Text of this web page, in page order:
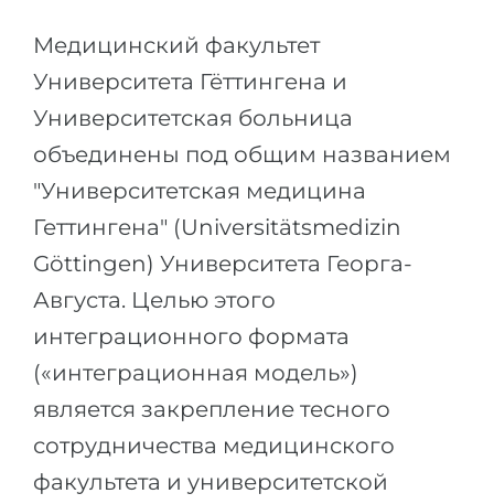
ПРОФЕССИИ
Профессии
Специальности
Примеры вакансий
КАРЬЕРНОЕ ОРИЕНТИРОВАНИЕ
Тест Голланда
Тест Карта Интересов
Тест RIASEC
Успехна
100%
ПОСТУПАЕМ НА...
Медицина
Инженерия
Физика
Менеджмент
Другая специальность
Украина
Казахстан
Азербайджан
Армения
Медицинский факультет
Университета Гёттингена и
Университетская больница
объединены под общим названием
"Университетская медицина
Геттингена" (Universitätsmedizin
Göttingen) Университета Георга-
Августа. Целью этого
интеграционного формата
(«интеграционная модель»)
является закрепление тесного
сотрудничества медицинского
факультета и университетской